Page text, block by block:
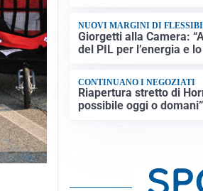
NUOVI MARGINI DI
Giorgetti alla Camera:
del PIL per l’energia e
CONTINUANO I NEGOZIATI
Riapertura stretto di
possibile oggi o domani”